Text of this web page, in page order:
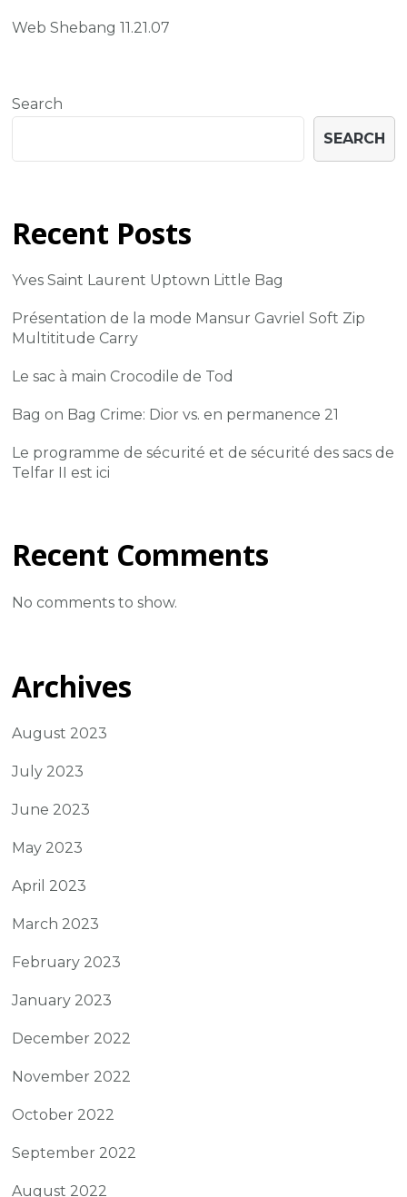
Web Shebang 11.21.07
Search
SEARCH
Recent Posts
Yves Saint Laurent Uptown Little Bag
Présentation de la mode Mansur Gavriel Soft Zip
Multititude Carry
Le sac à main Crocodile de Tod
Bag on Bag Crime: Dior vs. en permanence 21
Le programme de sécurité et de sécurité des sacs de
Telfar II est ici
Recent Comments
No comments to show.
Archives
August 2023
July 2023
June 2023
May 2023
April 2023
March 2023
February 2023
January 2023
December 2022
November 2022
October 2022
September 2022
August 2022